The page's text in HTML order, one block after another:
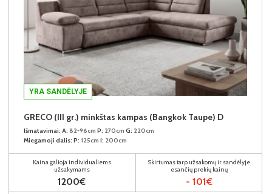
YRA SANDĖLYJE
GRECO (III gr.) minkštas kampas (Bangkok Taupe) D
Išmatavimai: A: 82-96cm P: 270cm G: 220cm
Miegamoji dalis: P: 125cm I: 200cm
Kaina galioja individualiems
užsakymams
1200€
Skirtumas tarp užsakomų ir sandėlyje
esančių prekių kainų
- 101€